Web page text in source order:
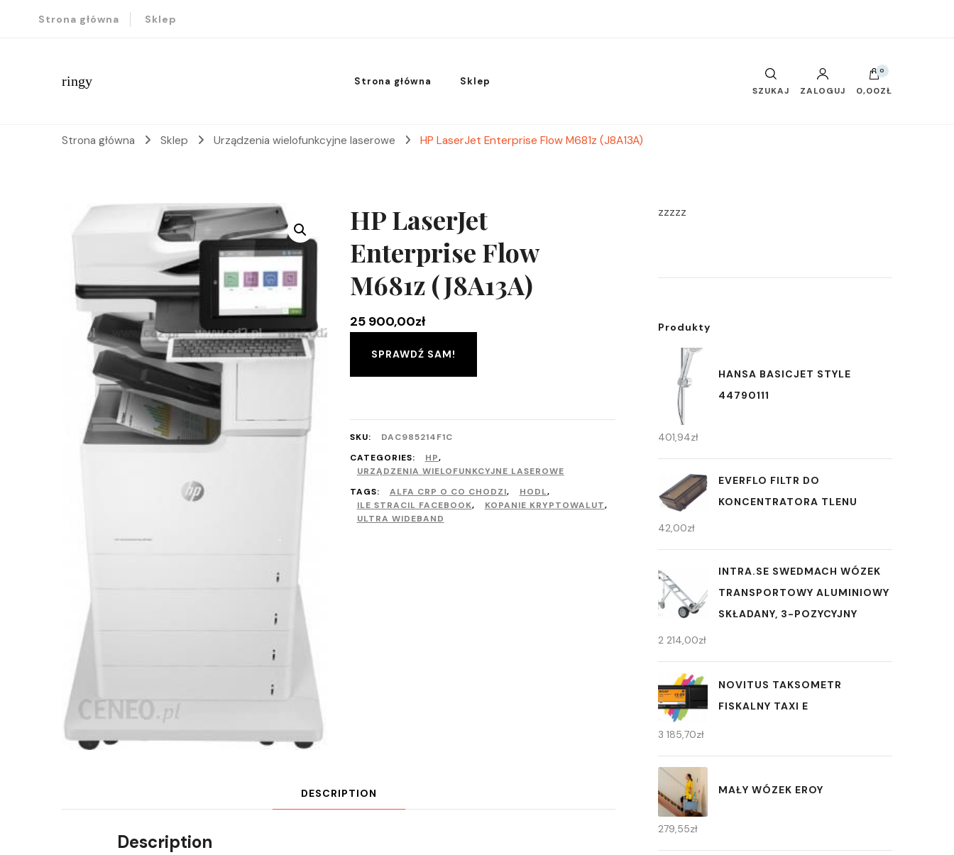
Strona główna Sklep
ringy Strona główna Sklep
SZUKAJ ZALOGUJ
0
0,00ZŁ
Strona główna Sklep Urządzenia wielofunkcyjne laserowe HP LaserJet Enterprise Flow M681z (J8A13A)
HP LaserJet
Enterprise Flow
M681z (J8A13A)
25 900,00zł
SPRAWDŹ SAM!
SKU:
DAC985214F1C
CATEGORIES:
HP,
URZĄDZENIA WIELOFUNKCYJNE LASEROWE
TAGS:
ALFA CRP O CO CHODZI, HODL,
ILE STRACIL FACEBOOK, KOPANIE KRYPTOWALUT,
ULTRA WIDEBAND
DESCRIPTION
Description
zzzzz
Produkty
HANSA BASICJET STYLE
44790111
401,94zł
EVERFLO FILTR DO
KONCENTRATORA TLENU
42,00zł
INTRA.SE SWEDMACH WÓZEK
TRANSPORTOWY ALUMINIOWY
SKŁADANY, 3-POZYCYJNY
2 214,00zł
NOVITUS TAKSOMETR
FISKALNY TAXI E
3 185,70zł
MAŁY WÓZEK EROY
279,55zł